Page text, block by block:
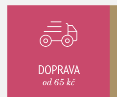
DOPRAVA
od 65 kč